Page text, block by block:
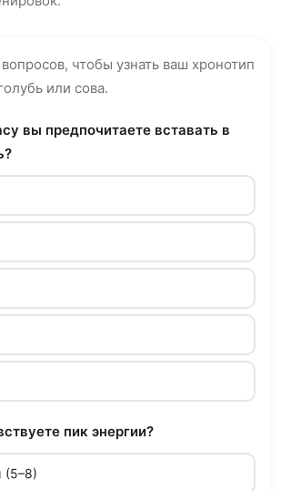
чтобы узнать ваш хронотип
или сова.
вы предпочитаете вставать в
пик энергии?
(5–8)